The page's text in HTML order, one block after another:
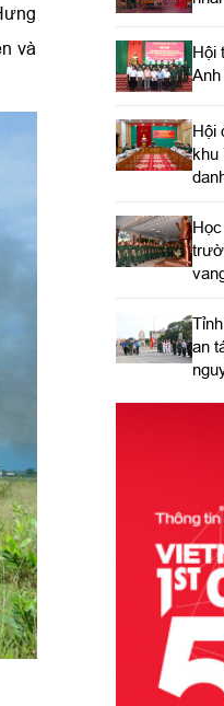
và
Hội
Anh
Hội
khu
Học
an